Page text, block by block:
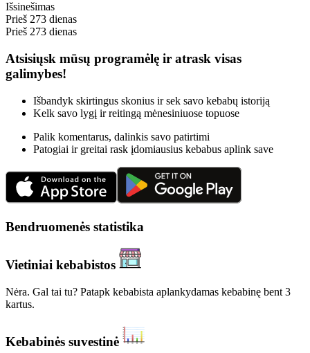
Išsinešimas
Prieš 273 dienas
Prieš 273 dienas
Atsisiųsk mūsų programėlę ir atrask visas
galimybes!
Išbandyk skirtingus skonius ir sek savo kebabų istoriją
Kelk savo lygį ir reitingą mėnesiniuose topuose
Palik komentarus, dalinkis savo patirtimi
Patogiai ir greitai rask įdomiausius kebabus aplink save
Bendruomenės statistika
Vietiniai kebabistos
Nėra. Gal tai tu? Patapk kebabista aplankydamas kebabinę bent 3
kartus.
Kebabinės suvestinė